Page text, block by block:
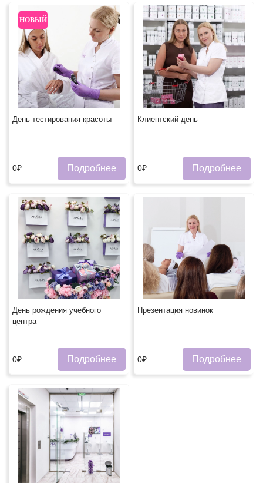
НОВЫЙ
День тестирования красоты
0₽ Подробнее
Клиентский день
0₽ Подробнее
День рождения учебного
центра
0₽ Подробнее
Презентация новинок
0₽ Подробнее